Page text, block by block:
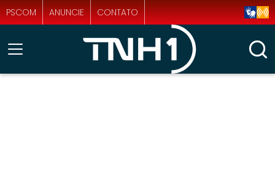
PSCOM ANUNCIE CONTATO